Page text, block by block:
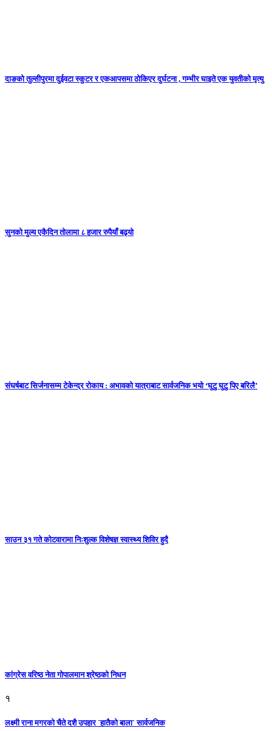
दाङको तुल्सीपुरमा दुईवटा स्कुटर र एकआपसमा ठोकिएर दुर्घटना , गम्भीर घाइते एक युवतीको मृत्यु
सुनकाे मुल्य एकैदिन तोलामा ८ हजार रुपैयाँ बढ्यो
संघर्षबाट सिर्जनासम्म टेकेन्द्र रोकाय : अभावको यात्राबाट सार्वजनिक भयो ‘घुटु घुटु पिए बरिलै’
साउन ३१ गते कोटवारामा निःशुल्क विशेषज्ञ स्वास्थ्य शिविर हुदै
कांग्रेस वरिष्ठ नेता गोपालमान श्रेष्ठको निधन
१
लक्ष्मी राना मगरको चैते दशै उपहार ´हातैको बाला` सार्वजनिक